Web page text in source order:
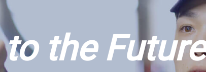
to the Future